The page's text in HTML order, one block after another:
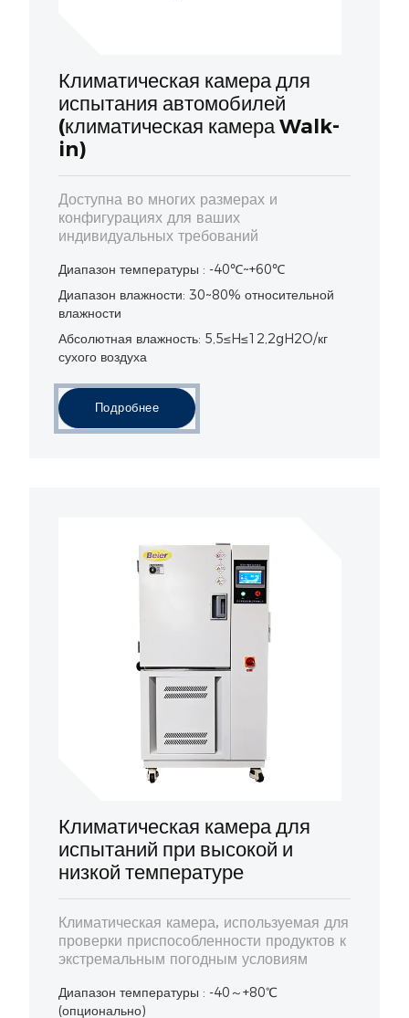
Климатическая камера для
испытания автомобилей
(климатическая камера Walk-
in)
Доступна во многих размерах и
конфигурациях для ваших
индивидуальных требований
Диапазон температуры : -40℃~+60℃
Диапазон влажности: 30~80% относительной
влажности
Абсолютная влажность: 5,5≤H≤12,2gH2O/кг
сухого воздуха
Подробнее
Климатическая камера для
испытаний при высокой и
низкой температуре
Климатическая камера, используемая для
проверки приспособленности продуктов к
экстремальным погодным условиям
Диапазон температуры : -40～+80℃
(опционально)